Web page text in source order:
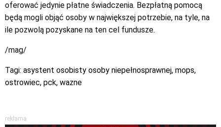
oferować jedynie płatne świadczenia. Bezpłatną pomocą
będą mogli objąć osoby w największej potrzebie, na tyle, na
ile pozwolą pozyskane na ten cel fundusze.
/mag/
Tagi: asystent osobisty osoby niepełnosprawnej, mops,
ostrowiec, pck, wazne
reklama